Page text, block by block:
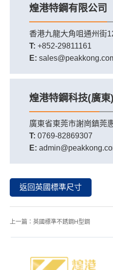
煌港特鋼有限公司
香港九龍大角咀通州街
T: +852-29811161
E:
煌港特鋼科技(廣東
廣東省東莞市謝崗鎮莞
T: 0769-82869307
E:
返回英國標準尺寸
上一篇： 英國標準不銹鋼H型鋼